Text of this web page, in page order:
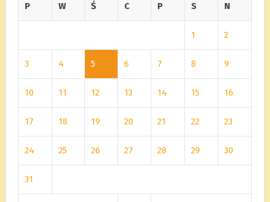
P W Ś C P S N
1 2
3 4 5 6 7 8 9
10 11 12 13 14 15 16
17 18 19 20 21 22 23
24 25 26 27 28 29 30
31